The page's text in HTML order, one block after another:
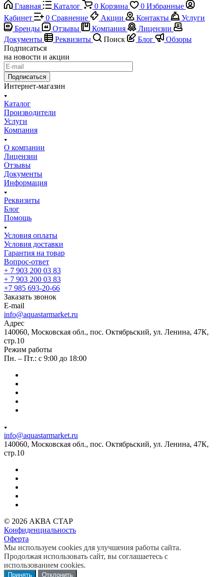
Главная
Каталог 0 Корзина 0 Избранные
Кабинет
0 Сравнение Акции Контакты
Услуги
Бренды
Отзывы Компания
Лицензии
Документы
Реквизиты Поиск Блог
Обзоры
Подписаться
на новости и акции
Подписаться
Интернет-магазин
Каталог
Производители
Услуги
Компания
О компании
Лицензии
Отзывы
Документы
Информация
Реквизиты
Блог
Помощь
Условия оплаты
Условия доставки
Гарантия на товар
Вопрос-ответ
+ 7 903 200 03 83
+ 7 903 200 03 83
+7 985 693-20-66
Заказать звонок
E-mail
info@aquastarmarket.ru
Адрес
140060, Московская обл., пос. Октябрьский, ул. Ленина, 47К,
стр.10
Режим работы
Пн. – Пт.: с 9:00 до 18:00
info@aquastarmarket.ru
140060, Московская обл., пос. Октябрьский, ул. Ленина, 47К,
стр.10
© 2026 АКВА СТАР
Конфиденциальность
Оферта
Мы используем cookies для улучшения работы сайта.
Продолжая использовать сайт, вы соглашаетесь с
использованием cookies.
Принять Отклонить